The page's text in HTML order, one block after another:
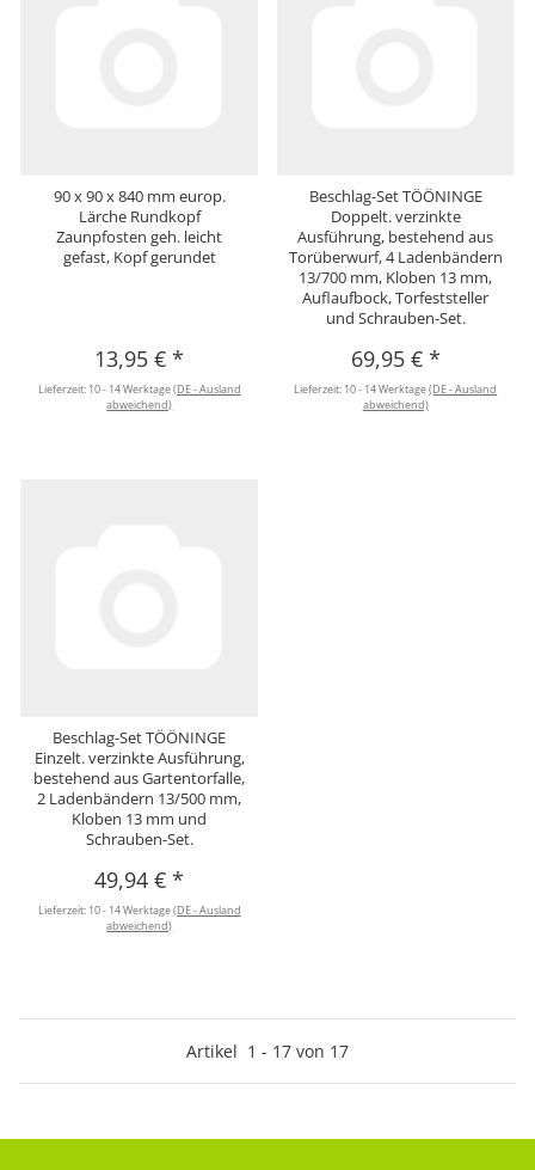
90 x 90 x 840 mm europ.
Lärche Rundkopf
Zaunpfosten geh. leicht
gefast, Kopf gerundet
13,95 €*
Lieferzeit: 10 - 14 Werktage(DE - Ausland
abweichend)
Beschlag-Set TÖÖNINGE
Doppelt. verzinkte
Ausführung, bestehend aus
Torüberwurf, 4 Ladenbändern
13/700 mm, Kloben 13 mm,
Auflaufbock, Torfeststeller
und Schrauben-Set.
69,95 € *
Lieferzeit: 10 - 14 Werktage(DE - Ausland
abweichend)
Beschlag-Set TÖÖNINGE
Einzelt. verzinkte Ausführung,
bestehend aus Gartentorfalle,
2 Ladenbändern 13/500 mm,
Kloben 13 mm und
Schrauben-Set.
49,94 €*
Lieferzeit: 10 - 14 Werktage(DE - Ausland
abweichend)
Artikel 1 - 17 von 17